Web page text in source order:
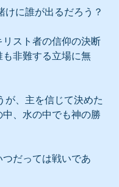
けに誰が出るだろう？
リスト者の信仰の決断
も非難する立場に無
、水の中でも神の勝
だっては戦いであ